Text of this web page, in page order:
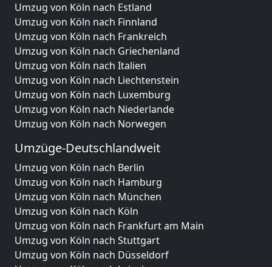
Umzug von Köln nach Estland
Umzug von Köln nach Finnland
Umzug von Köln nach Frankreich
Umzug von Köln nach Griechenland
Umzug von Köln nach Italien
Umzug von Köln nach Liechtenstein
Umzug von Köln nach Luxemburg
Umzug von Köln nach Niederlande
Umzug von Köln nach Norwegen
Umzüge-Deutschlandweit
Umzug von Köln nach Berlin
Umzug von Köln nach Hamburg
Umzug von Köln nach München
Umzug von Köln nach Köln
Umzug von Köln nach Frankfurt am Main
Umzug von Köln nach Stuttgart
Umzug von Köln nach Düsseldorf